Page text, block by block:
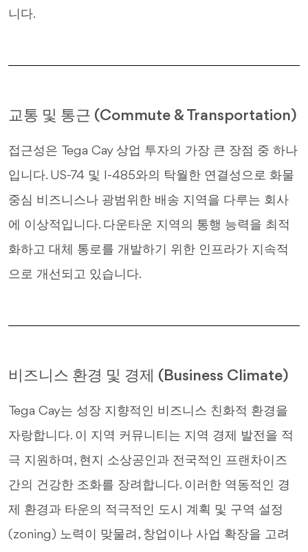
니다.
교통 및 통근 (Commute & Transportation)
접근성은 Tega Cay 상업 투자의 가장 큰 장점 중 하나
입니다. US-74 및 I-485와의 탁월한 연결성으로 화물
중심 비즈니스나 광범위한 배송 지역을 다루는 회사
에 이상적입니다. 다운타운 지역의 통행 능력을 최적
화하고 대체 통로를 개발하기 위한 인프라가 지속적
으로 개선되고 있습니다.
비즈니스 환경 및 경제 (Business Climate)
Tega Cay는 성장 지향적인 비즈니스 친화적 환경을
자랑합니다. 이 지역 커뮤니티는 지역 경제 발전을 적
극 지원하며, 현지 소상공인과 전국적인 프랜차이즈
간의 건강한 조화를 장려합니다. 이러한 역동적인 경
제 환경과 타운의 적극적인 도시 계획 및 구역 설정
(zoning) 노력이 맞물려, 창업이나 사업 확장을 고려